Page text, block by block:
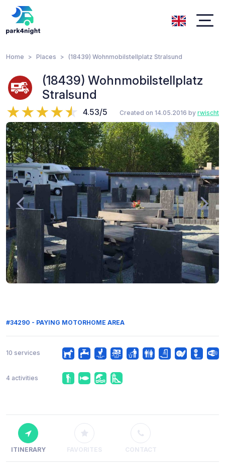
Home Places (18439) Wohnmobilstellplatz Stralsund
(18439) Wohnmobilstellplatz
Stralsund
4.53/5 Created on 14.05.2016 by rwischt
#34290 - PAYING MOTORHOME AREA
10 services
4 activities
ITINERARY FAVORITES CONTACT